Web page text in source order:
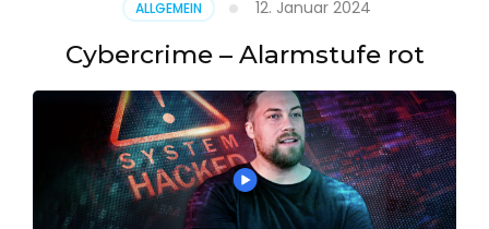
Produktion
ALLGEMEIN 12. Januar 2024
Cybercrime – Alarmstufe rot